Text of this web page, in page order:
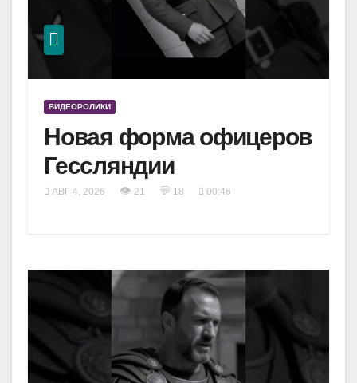
ВИДЕОРОЛИКИ
Новая форма офицеров
Гессляндии
АВГ 4, 2026 👁 21 💬 18 00:46